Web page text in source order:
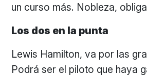
un curso más. Nobleza,
Los dos en la punta
Lewis Hamilton, va por las
Podrá ser el piloto que haya